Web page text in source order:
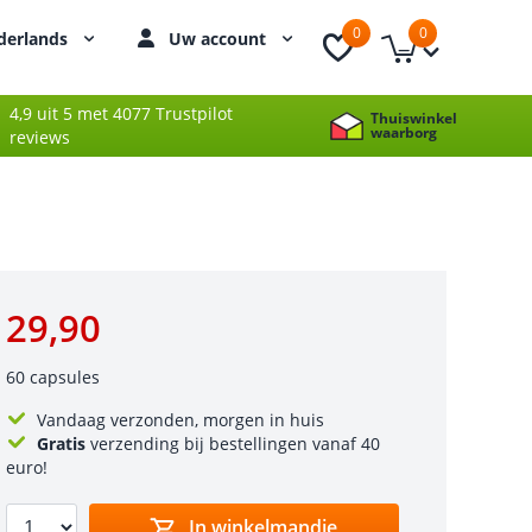
Uw account 0 0
4,9 uit 5 met 4077 Trustpilot
reviews
Thuiswinkel
waarborg
29,90
60 capsules
Vandaag verzonden, morgen in huis
Gratis verzending bij bestellingen vanaf 40
euro!